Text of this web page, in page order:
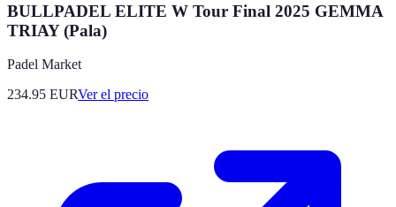
BULLPADEL ELITE W Tour Final 2025 GEMMA
TRIAY (Pala)
Padel Market
234.95 EURVer el precio